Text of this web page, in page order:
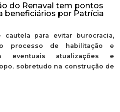
do Renaval tem pontos
beneficiários por Patrícia
cautela para evitar burocracia,
processo de habilitação e
eventuais atualizações e
sobretudo na construção de